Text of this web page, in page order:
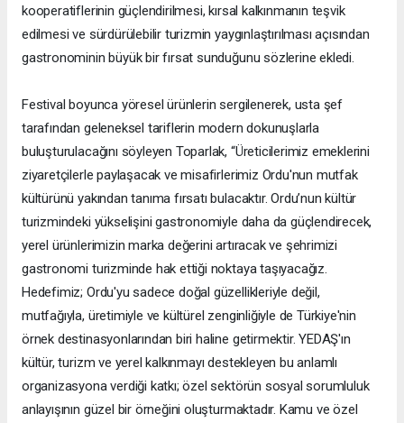
kooperatiflerinin güçlendirilmesi, kırsal kalkınmanın teşvik
edilmesi ve sürdürülebilir turizmin yaygınlaştırılması açısından
gastronominin büyük bir fırsat sunduğunu sözlerine ekledi.
Festival boyunca yöresel ürünlerin sergilenerek, usta şef
tarafından geleneksel tariflerin modern dokunuşlarla
buluşturulacağını söyleyen Toparlak, “Üreticilerimiz emeklerini
ziyaretçilerle paylaşacak ve misafirlerimiz Ordu'nun mutfak
kültürünü yakından tanıma fırsatı bulacaktır. Ordu’nun kültür
turizmindeki yükselişini gastronomiyle daha da güçlendirecek,
yerel ürünlerimizin marka değerini artıracak ve şehrimizi
gastronomi turizminde hak ettiği noktaya taşıyacağız.
Hedefimiz; Ordu'yu sadece doğal güzellikleriyle değil,
mutfağıyla, üretimiyle ve kültürel zenginliğiyle de Türkiye'nin
örnek destinasyonlarından biri haline getirmektir. YEDAŞ'ın
kültür, turizm ve yerel kalkınmayı destekleyen bu anlamlı
organizasyona verdiği katkı; özel sektörün sosyal sorumluluk
anlayışının güzel bir örneğini oluşturmaktadır. Kamu ve özel